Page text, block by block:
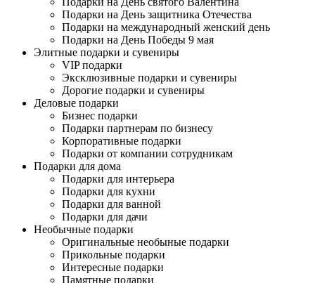
Подарки на День защитника Отечества
Подарки на международный женский день
Подарки на День Победы 9 мая
Элитные подарки и сувениры
VIP подарки
Эксклюзивные подарки и сувениры
Дорогие подарки и сувениры
Деловые подарки
Бизнес подарки
Подарки партнерам по бизнесу
Корпоративные подарки
Подарки от компании сотрудникам
Подарки для дома
Подарки для интерьера
Подарки для кухни
Подарки для ванной
Подарки для дачи
Необычные подарки
Оригинальные необыные подарки
Прикольные подарки
Интересные подарки
Памятные подарки